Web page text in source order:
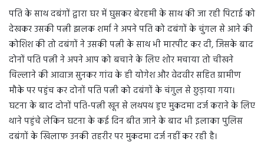
पति के साथ दबंगों द्वारा घर में घुसकर बेरहमी के साथ की जा रही पिटाई को
देखकर उसकी पत्नी झलक शर्मा ने अपने पति को दबंगों के चुंगल से आने की
कोशिश की तो दबंगों ने उसकी पत्नी के साथ भी मारपीट कर दी, जिसके बाद
दोनों पति पत्नी ने अपने आप को बचाने के लिए शोर मचाया तो चीखने
चिल्लाने की आवाज सुनकर गांव के ही योगेश और वेदवीर सहित ग्रामीण
मौके पर पहुंच कर दोनों पति पत्नी को दबंगों के चंगुल से छुड़ाया गया।
घटना के बाद दोनों पति-पत्नी खून से लथपथ हुए मुकदमा दर्ज कराने के लिए
थाने पहुंचे लेकिन घटना के कई दिन बीत जाने के बाद भी इलाका पुलिस
दबंगों के खिलाफ उनकी तहरीर पर मुकदमा दर्ज नहीं कर रही है।